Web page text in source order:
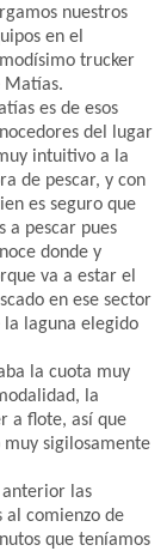
nuestros
en el
trucker
Matías.
es de esos
del lugar
intuitivo a la
de pescar, y con
es seguro que
a pescar pues
donde y
va a estar el
en ese sector
la laguna elegido
la cuota muy
la
a flote, así que
sigilosamente
anterior las
al comienzo de
que teníamos